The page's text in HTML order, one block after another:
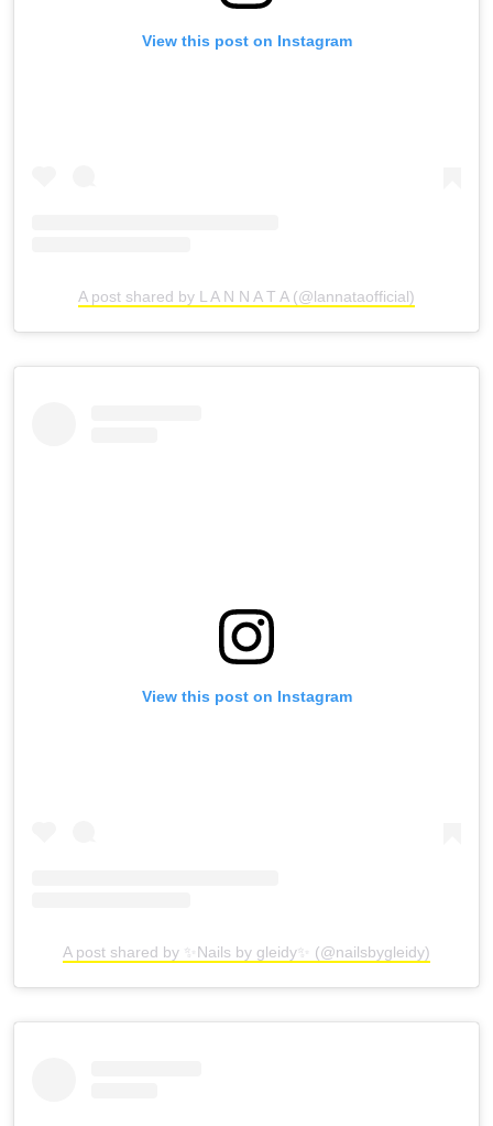
View this post on Instagram
A post shared by L A N N A T A (@lannataofficial)
View this post on Instagram
A post shared by ✨Nails by gleidy✨ (@nailsbygleidy)